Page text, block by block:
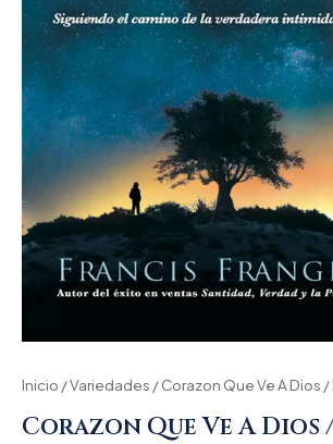
Inicio /Variedades / Corazon Que Ve A Dios /
Corazon Que Ve A Dios